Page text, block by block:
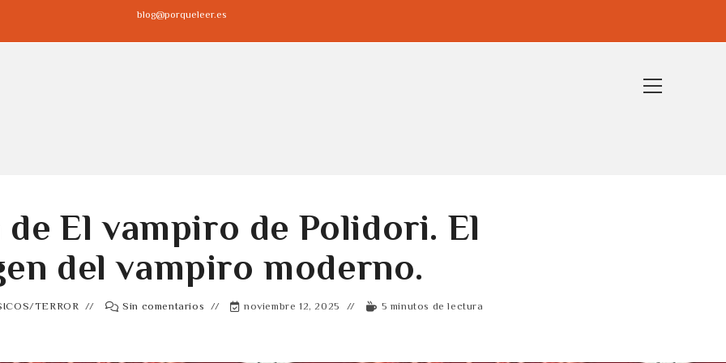
blog@porqueleer.es
Ver
de El vampiro de Polidori. El
del vampiro moderno.
/TERROR Sin comentarios noviembre 12, 2025 5 minutos de lectura